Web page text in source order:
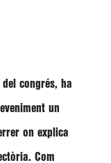
congrés, ha
un
on explica
Com